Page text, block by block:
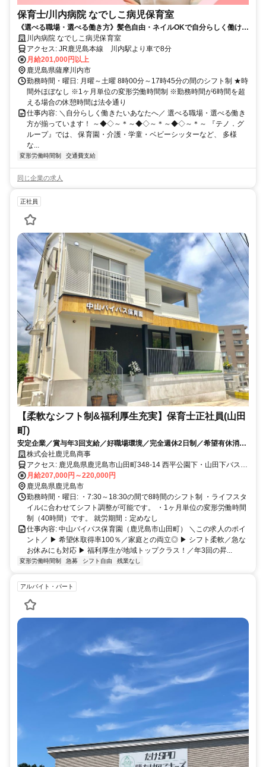
保育士/川内病院 なでしこ病児保育室
《選べる職場・選べる働き方》髪色自由・ネイルOKで自分らしく働け
る！社宅支援制度あり／資格を活かせる
川内病院 なでしこ病児保育室
アクセス: JR鹿児島本線 川内駅より車で8分
月給201,000円以上
鹿児島県薩摩川内市
勤務時間・曜日: 月曜～土曜 8時00分～17時45分の間のシフト制 ★時
間外ほぼなし ※1ヶ月単位の変形労働時間制 ※勤務時間が6時間を超
える場合の休憩時間は法令通り
仕事内容: ＼自分らしく働きたいあなたへ／ 選べる職場・選べる働き
方が揃っています！ ～◆◇～＊～◆◇～＊～◆◇～＊～ 『テノ．グ
ループ』では、 保育園・介護・学童・ベビーシッターなど、 多様
な...
変形労働時間制 交通費支給
同じ企業の求人
正社員
【柔軟なシフト制&福利厚生充実】保育士正社員(山田
町)
安定企業／賞与年3回支給／好職場環境／完全週休2日制／希望有休消化
率100％／働きやすさ◎／人間関係◎／持ち帰り残業なし／働きやすい
小規模保育／ワークライフ◎／子供と一緒に通勤（通園）ＯＫ！
株式会社鹿児島商事
アクセス: 鹿児島県鹿児島市山田町348-14 西平公園下・山田下バス停
から徒歩2分 マイカー（自動車）通勤OKです。駐車場は無料で使用
できます。
月給207,000円～220,000円
鹿児島県鹿児島市
勤務時間・曜日: ・7:30～18:30の間で8時間のシフト制 ・ライフスタ
イルに合わせてシフト調整が可能です。 ・1ヶ月単位の変形労働時間
制（40時間）です。 就労期間：定めなし
仕事内容: 中山バイパス保育園（鹿児島市山田町） ＼この求人のポイ
ント／ ▶ 希望休取得率100％／家庭との両立◎ ▶ シフト柔軟／急な
お休みにも対応 ▶ 福利厚生が地域トップクラス！／年3回の昇...
変形労働時間制 急募 シフト自由 残業なし
アルバイト・パート